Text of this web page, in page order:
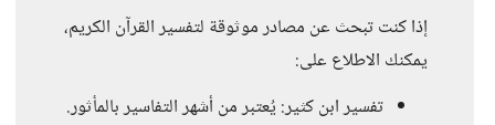
إذا كنت تبحث عن مصادر موثوقة لتفسير القرآن الكريم،
يمكنك الاطلاع على:
تفسير ابن كثير: يُعتبر من أشهر التفاسير بالمأثور.